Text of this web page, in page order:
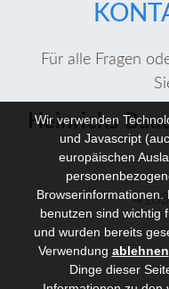
Für alle Fragen
Heinrichs
Wir verwenden
und Javascript
europäischen
Browserinformationen.
benutzen sind wichtig
und wurden bereits
Verwendung ablehnen
Dinge dieser